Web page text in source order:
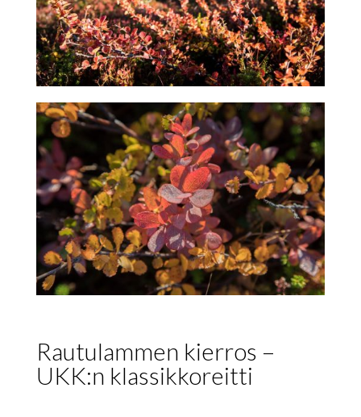
Rautulammen kierros –
UKK:n klassikkoreitti